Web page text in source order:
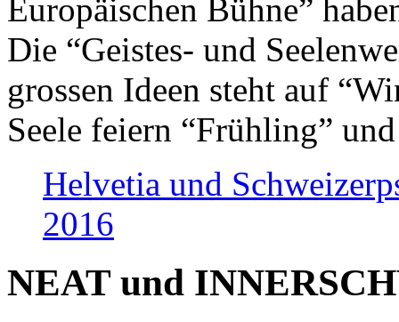
Europäischen Bühne”
Die “Geistes- und
grossen Ideen steht auf
Seele feiern “Frühling”
Helvetia und
2016
NEAT und